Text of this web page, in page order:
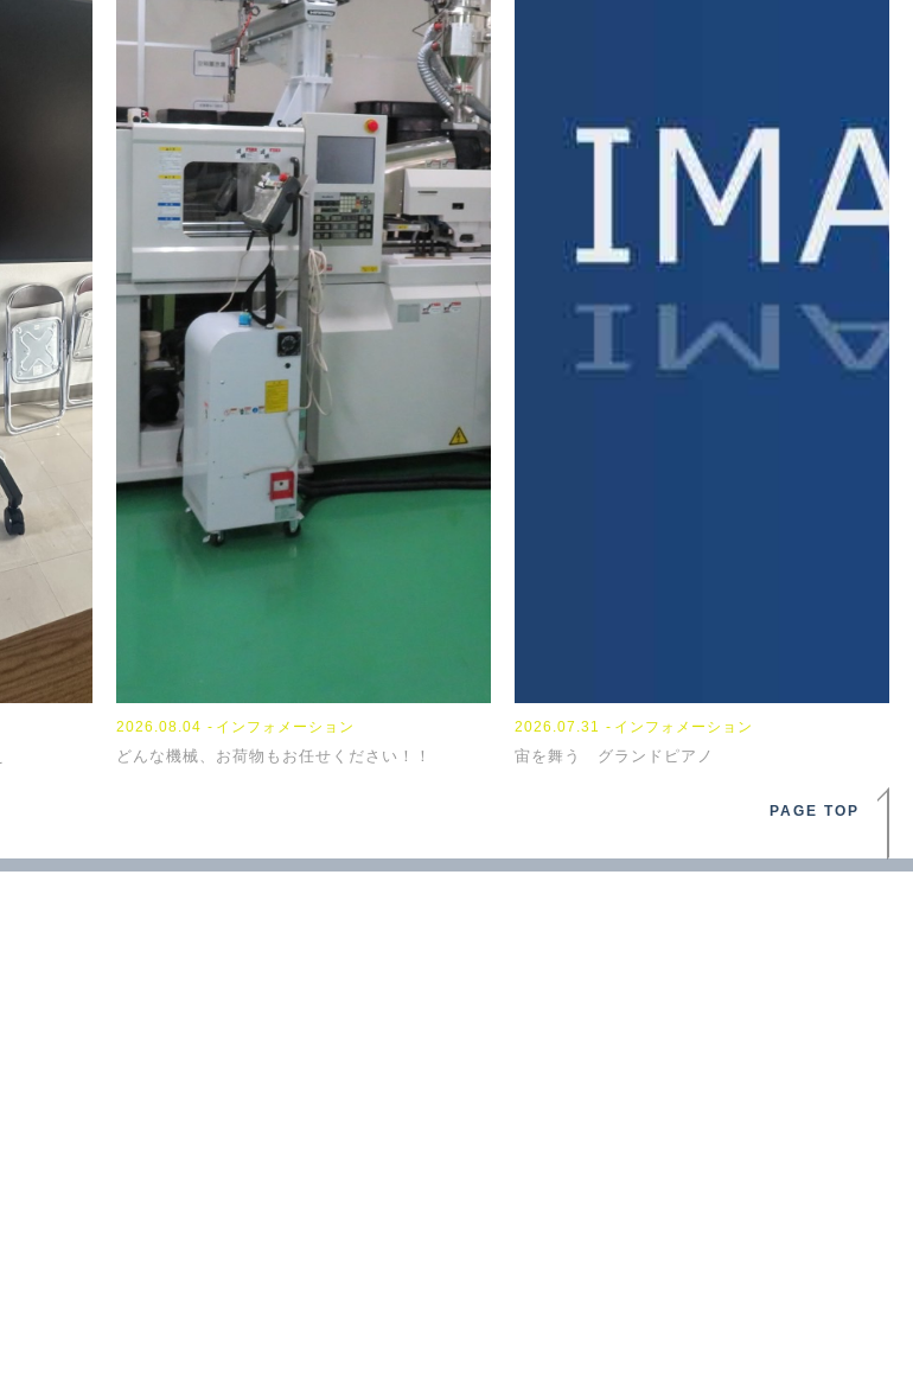
2026.08.04 インフォメーション
どんな機械、お荷物もお任せください！！
2026.07.31 インフォメーション
宙を舞う グランドピアノ
2023.09.13 NEWS
『席替え』
2023.08.08 NEWS
『お盆休み』
2024.04.04 TOPICS
【新年度】
2024.01.18 TOPICS
【パンフレット】
PAGE TOP